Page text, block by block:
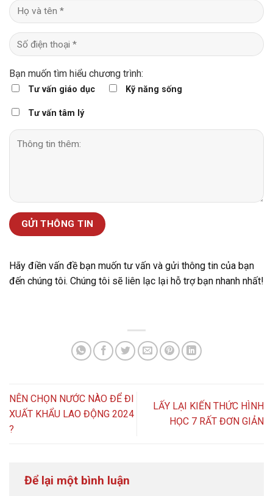
Bạn muốn tìm hiểu chương trình:
Tư vấn giáo dục Kỹ năng sống
Tư vấn tâm lý
Hãy điền vấn đề bạn muốn tư vấn và gửi thông tin của bạn
đến chúng tôi. Chúng tôi sẽ liên lạc lại hỗ trợ bạn nhanh nhất!
NÊN CHỌN NƯỚC NÀO ĐỂ ĐI
XUẤT KHẨU LAO ĐỘNG 2024
?
LẤY LẠI KIẾN THỨC HÌNH
HỌC 7 RẤT ĐƠN GIẢN
Để lại một bình luận